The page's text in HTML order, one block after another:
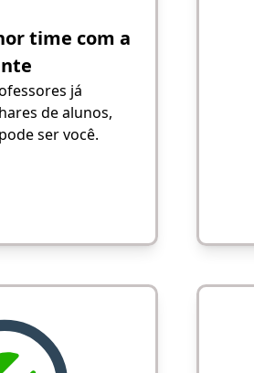
time com a
já
de alunos,
ser você.